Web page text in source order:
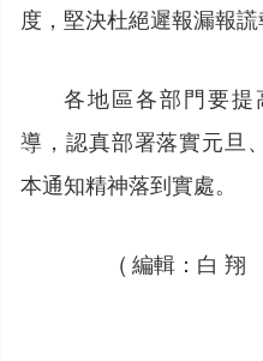
度，堅決杜絕遲報漏報謊
各地區各部門要
導，認真部署落實元旦
本通知精神落到實處。
( 編輯：白